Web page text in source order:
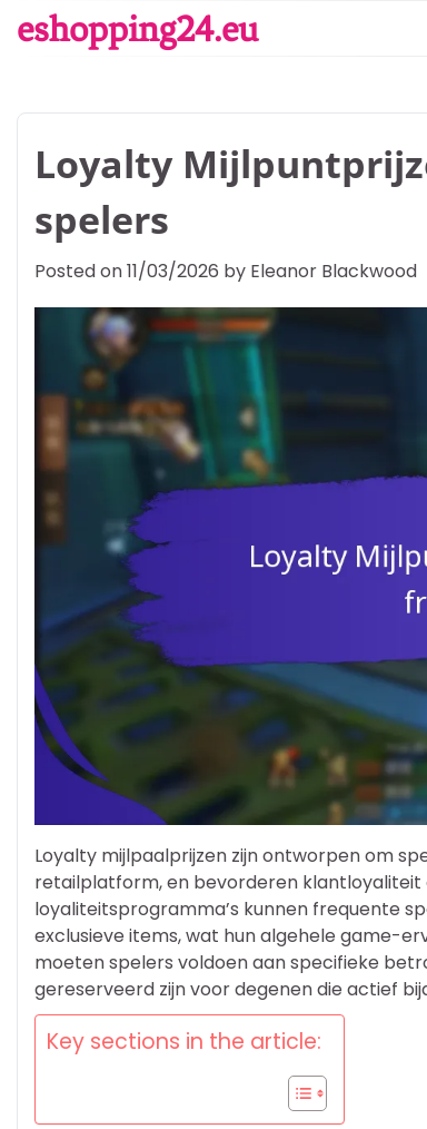
eshopping24.eu
Loyalty
spelers
Posted on11/03/2026 by Eleanor Blackwood
Loyalty mijlpaalprijzen zijn ontworpen om
retailplatform, en bevorderen
loyaliteitsprogramma’s kunnen frequente
exclusieve items, wat hun algehele game-
moeten spelers voldoen aan specifieke
gereserveerd zijn voor degenen die actief
Key sections in the article: